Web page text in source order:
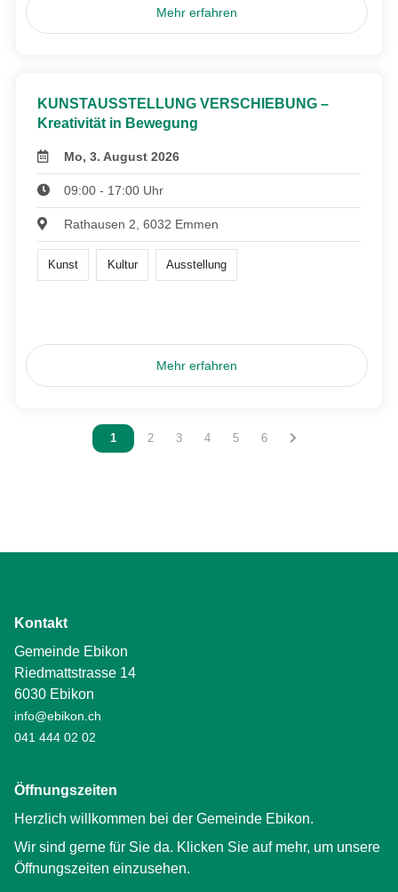
Mehr erfahren
KUNSTAUSSTELLUNG VERSCHIEBUNG –
Kreativität in Bewegung
Mo, 3. August 2026
09:00 - 17:00 Uhr
Rathausen 2, 6032 Emmen
Kunst Kultur Ausstellung
Mehr erfahren
Vous êtes sur la page
1 Vous êtes sur la page
2 Vous êtes sur la page
3 Vous êtes sur la page
4 Vous êtes sur la page
5 Vous êtes sur la page
6
Kontakt
Gemeinde Ebikon
Riedmattstrasse 14
6030 Ebikon
info@ebikon.ch
041 444 02 02
Öffnungszeiten
Herzlich willkommen bei der Gemeinde Ebikon.
Wir sind gerne für Sie da. Klicken Sie auf mehr, um unsere
Öffnungszeiten einzusehen.